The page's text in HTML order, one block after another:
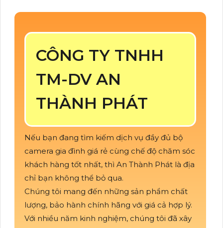
CÔNG TY TNHH
TM-DV AN
THÀNH PHÁT
Nếu bạn đang tìm kiếm dịch vụ đầy đủ bộ
camera gia đình giá rẻ cùng chế độ chăm sóc
khách hàng tốt nhất, thì An Thành Phát là địa
chỉ bạn không thể bỏ qua.
Chúng tôi mang đến những sản phẩm chất
lượng, bảo hành chính hãng với giá cả hợp lý.
Với nhiều năm kinh nghiệm, chúng tôi đã xây